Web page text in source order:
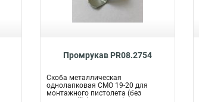
Промрукав PR08.2754
Скоба металлическая
однолапковая СМО 19-20 для
монтажного пистолета (без